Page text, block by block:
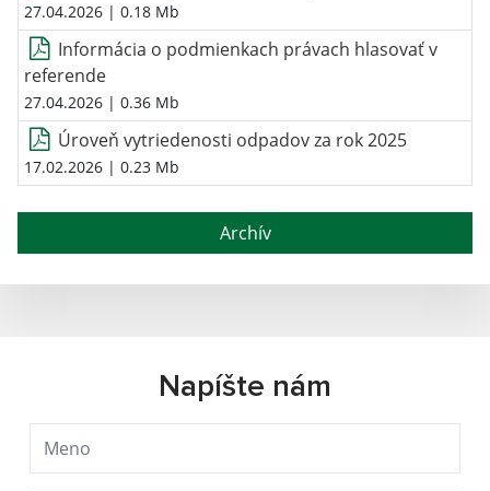
27.04.2026 | 0.18 Mb
Informácia o podmienkach právach hlasovať v
referende
27.04.2026 | 0.36 Mb
Úroveň vytriedenosti odpadov za rok 2025
17.02.2026 | 0.23 Mb
Archív
Napíšte nám